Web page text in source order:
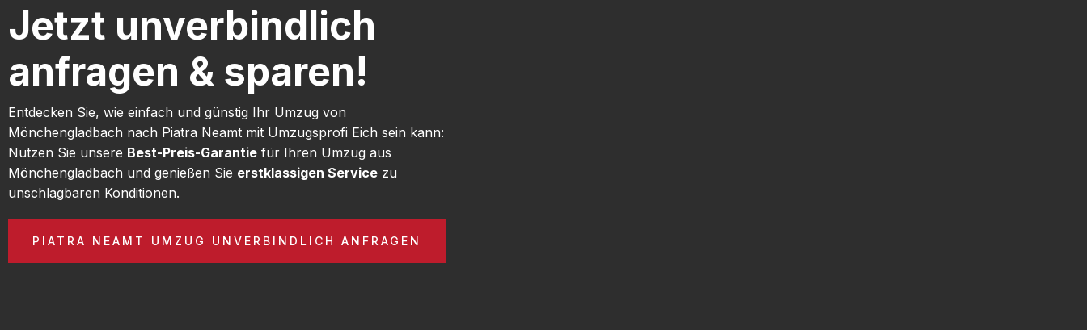
Jetzt unverbindlich
anfragen & sparen!
Entdecken Sie, wie einfach und günstig Ihr Umzug von
Mönchengladbach nach Piatra Neamt mit Umzugsprofi Eich sein kann:
Nutzen Sie unsere Best-Preis-Garantie für Ihren Umzug aus
Mönchengladbach und genießen Sie erstklassigen Service zu
unschlagbaren Konditionen.
PIATRA NEAMT UMZUG UNVERBINDLICH ANFRAGEN